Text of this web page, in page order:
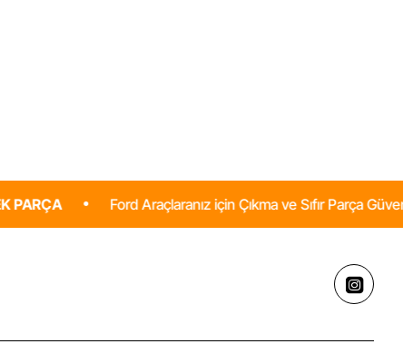
Ford Araçlaranız için Çıkma ve Sıfır Parça Güvenilir ve